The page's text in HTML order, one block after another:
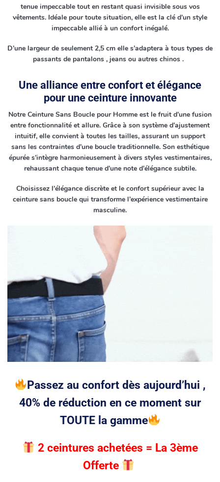
tenue impeccable tout en restant quasi invisible sous vos
vêtements. Idéale pour toute situation, elle est la clé d’un style
impeccable allié à un confort inégalé.
D’une largeur de seulement 2,5 cm elle s’adaptera à tous types de
passants de pantalons , jeans ou autres chinos .
Une alliance entre confort et élégance
pour une ceinture innovante
Notre Ceinture Sans Boucle pour Homme est le fruit d’une fusion
entre fonctionnalité et allure. Grâce à son système d’ajustement
intuitif, elle convient à toutes les tailles, assurant un support
sans les contraintes d’une boucle traditionnelle. Son esthétique
épurée s’intègre harmonieusement à divers styles vestimentaires,
rehaussant chaque tenue d’une note d’élégance subtile.
Choisissez l’élégance discrète et le confort supérieur avec la
ceinture sans boucle qui transforme l’expérience vestimentaire
masculine.
Passez au confort dès aujourd’hui ,
40% de réduction en ce moment sur
TOUTE la gamme
2 ceintures achetées = La 3ème
Offerte